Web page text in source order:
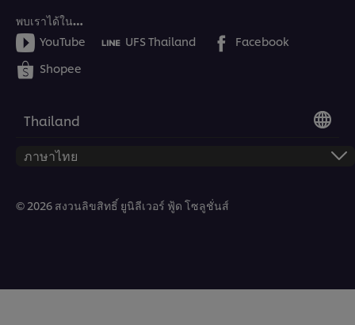
พบเราได้ใน…
YouTube
UFS Thailand
Facebook
Shopee
Thailand
© 2026 สงวนลิขสิทธิ์ ยูนิลีเวอร์ ฟู้ด โซลูชั่นส์